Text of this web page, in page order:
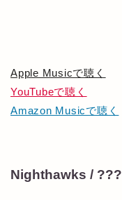
Apple Musicで聴く
YouTubeで聴く
Amazon Musicで聴く
Nighthawks / ???